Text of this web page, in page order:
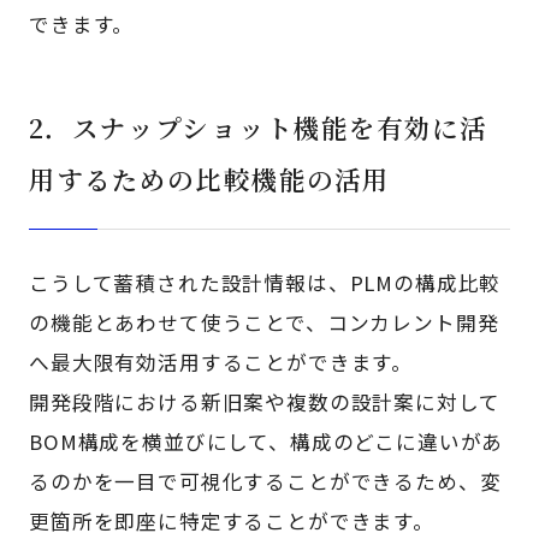
できます。
2．スナップショット機能を有効に活
用するための比較機能の活用
こうして蓄積された設計情報は、PLMの構成比較
の機能とあわせて使うことで、コンカレント開発
へ最大限有効活用することができます。
開発段階における新旧案や複数の設計案に対して
BOM構成を横並びにして、構成のどこに違いがあ
るのかを一目で可視化することができるため、変
更箇所を即座に特定することができます。